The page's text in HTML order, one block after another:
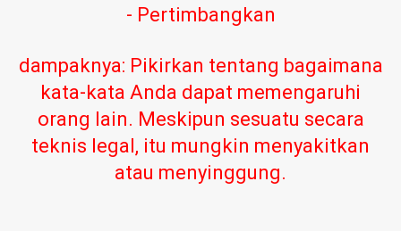
- Pertimbangkan
dampaknya: Pikirkan tentang bagaimana
kata-kata Anda dapat memengaruhi
orang lain. Meskipun sesuatu secara
teknis legal, itu mungkin menyakitkan
atau menyinggung.